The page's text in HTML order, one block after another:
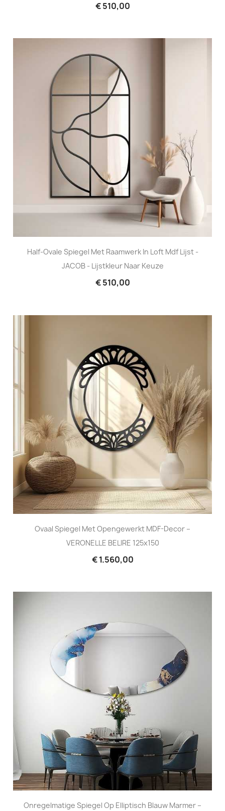
€ 510,00
Half-Ovale Spiegel Met Raamwerk In Loft Mdf Lijst -
JACOB - Lijstkleur Naar Keuze
€ 510,00
Ovaal Spiegel Met Opengewerkt MDF-Decor –
VERONELLE BELIRE 125x150
€ 1.560,00
Onregelmatige Spiegel Op Elliptisch Blauw Marmer –